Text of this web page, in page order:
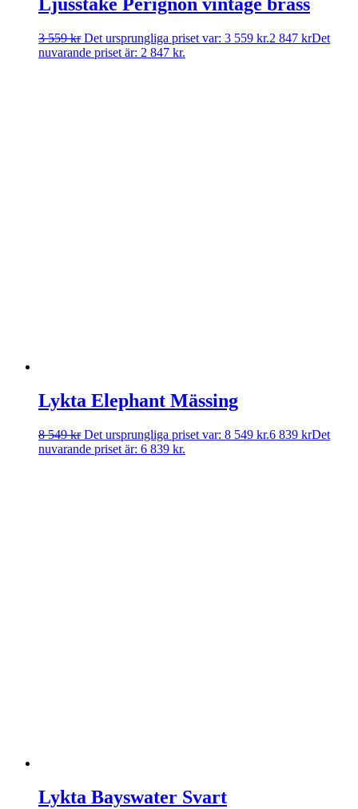
Ljusstake Perignon vintage brass
3 559kr Det ursprungliga priset var: 3 559 kr.2 847 krDet
nuvarande priset är: 2 847 kr.
Lykta Elephant Mässing
8 549kr Det ursprungliga priset var: 8 549 kr.6 839 krDet
nuvarande priset är: 6 839 kr.
Lykta Bayswater Svart